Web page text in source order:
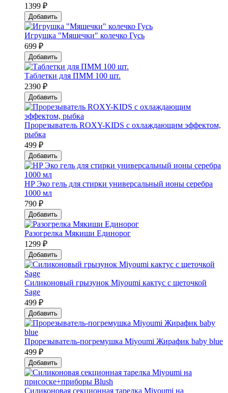
1399 ₽
Добавить
Игрушка "Мяшечки" колечко Гусь
699 ₽
Добавить
Таблетки для ПММ 100 шт.
2390 ₽
Добавить
Прорезыватель ROXY-KIDS с охлаждающим эффектом,
рыбка
499 ₽
Добавить
HP Эко гель для стирки универсальный ионы серебра
1000 мл
790 ₽
Добавить
Разогрелка Мякиши Единорог
1299 ₽
Добавить
Силиконовый грызунок Мiyoumi кактус с щеточкой
Sage
499 ₽
Добавить
Прорезыватель-погремушка Мiyoumi Жирафик baby blue
499 ₽
Добавить
Силиконовая секционная тарелка Мiyoumi на